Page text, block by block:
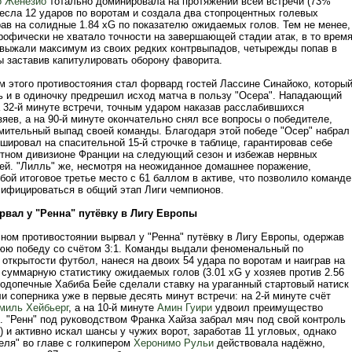
12 ударов по воротам и создала два стопроцентных голевых
на солидные 1.84 xG по показателю ожидаемых голов. Тем не менее,
не хватало точности на завершающей стадии атак, в то время
максимум из своих редких контрвыпадов, четырежды попав в
капитулировать оборону фаворита.
этого противостояния стал форвард гостей Лассине Синайоко, который
и в одиночку предрешил исход матча в пользу "Осера". Нападающий
32-й минуте встречи, точным ударом наказав расслабившихся
а на 90-й минуте окончательно снял все вопросы о победителе,
выпад своей команды. Благодаря этой победе "Осер" набрал
на спасительной 15-й строчке в таблице, гарантировав себе
дивизионе Франции на следующий сезон и избежав нервных
"Лилль" же, несмотря на неожиданное домашнее поражение,
итоговое третье место с 61 баллом в активе, что позволило команде
в общий этап Лиги чемпионов.
у "Ренна" путёвку в Лигу Европы
противостоянии вырвал у "Ренна" путёвку в Лигу Европы, одержав
победу со счётом 3:1. Команды выдали феноменальный по
футбол, нанеся на двоих 54 удара по воротам и наиграв на
статистику ожидаемых голов (3.01 xG у хозяев против 2.56
Хабиба Бейе сделали ставку на ураганный стартовый натиск
соперника уже в первые десять минут встречи: на 2-й минуте счёт
Хейбьерг, а на 10-й минуте Амин Гуириудвоил преимущество
"Ренн" под руководством Франка Хайза забрал мяч под свой контроль
и активно искал шансы у чужих ворот, заработав 11 угловых, однако
во главе с голкипером Херонимо Рульидействовала надёжно,